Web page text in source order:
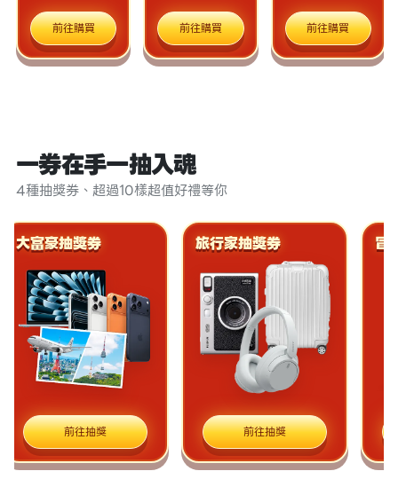
前往購買 前往購買 前往購買
一券在手一抽入魂
4種抽獎券、超過10樣超值好禮等你
大富豪抽獎券
前往抽獎
旅行家抽獎券
前往抽獎
冒